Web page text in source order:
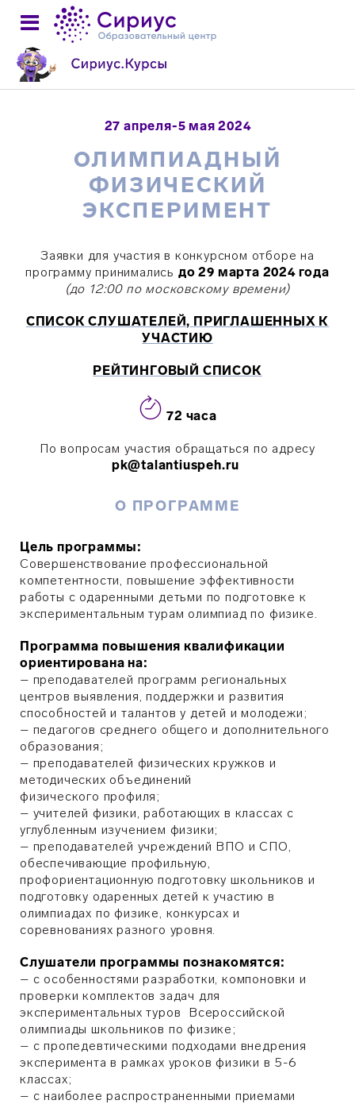
27 апреля-5 мая 2024
ОЛИМПИАДНЫЙ
ФИЗИЧЕСКИЙ
ЭКСПЕРИМЕНТ
Заявки для участия в конкурсном отборе на
программу принимались до 29 марта 2024 года
(до 12:00 по московскому времени)
СПИСОК СЛУШАТЕЛЕЙ, ПРИГЛАШЕННЫХ К
УЧАСТИЮ
РЕЙТИНГОВЫЙ СПИСОК
72 часа
По вопросам участия обращаться по адресу
pk@talantiuspeh.ru
О ПРОГРАММЕ
Цель программы:
Совершенствование профессиональной
компетентности, повышение эффективности
работы с одаренными детьми по подготовке к
экспериментальным турам олимпиад по физике.
Программа повышения квалификации
ориентирована на:
– преподавателей программ региональных
центров выявления, поддержки и развития
способностей и талантов у детей и молодежи;
– педагогов среднего общего и дополнительного
образования;
– преподавателей физических кружков и
методических объединений
физического профиля;
– учителей физики, работающих в классах с
углубленным изучением физики;
– преподавателей учреждений ВПО и СПО,
обеспечивающие профильную,
профориентационную подготовку школьников и
подготовку одаренных детей к участию в
олимпиадах по физике, конкурсах и
соревнованиях разного уровня.
Слушатели программы познакомятся:
– с особенностями разработки, компоновки и
проверки комплектов задач для
экспериментальных туров Всероссийской
олимпиады школьников по физике;
– с пропедевтическими подходами внедрения
эксперимента в рамках уроков физики в 5-6
классах;
– с наиболее распространенными приемами